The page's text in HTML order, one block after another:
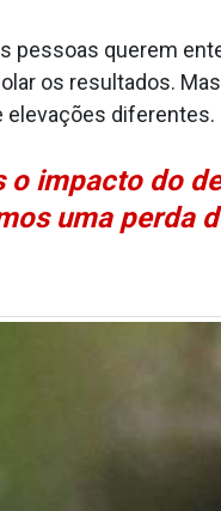
pessoas querem
os resultados.
elevações diferentes.
o impacto do
uma perda